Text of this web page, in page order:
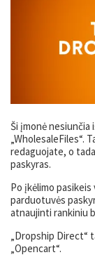
Ši įmonė nesiunčia
„WholesaleFiles“.
redaguojate, o
paskyras.
Po įkėlimo
parduotuvės
atnaujinti rankiniu
„Dropship Direct“
„Opencart“.